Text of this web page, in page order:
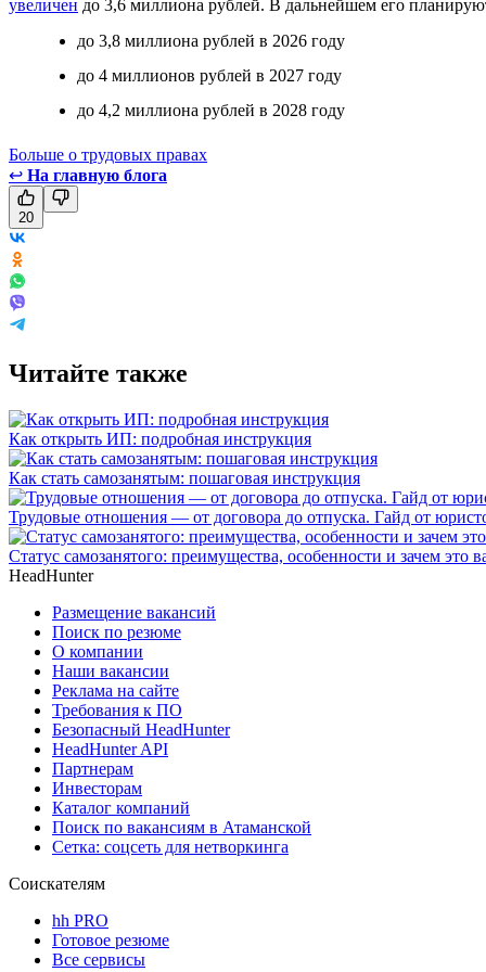
увеличен до 3,6 миллиона рублей. В дальнейшем его
до 3,8 миллиона рублей в 2026 году
до 4 миллионов рублей в 2027 году
до 4,2 миллиона рублей в 2028 году
Больше о трудовых правах
↩ На главную блога
20
Читайте также
Как открыть ИП: подробная инструкция
Как стать самозанятым: пошаговая инструкция
Трудовые отношения — от договора до отпуска. Гайд от
Статус самозанятого: преимущества, особенности и зачем это
HeadHunter
Размещение вакансий
Поиск по резюме
О компании
Наши вакансии
Реклама на сайте
Требования к ПО
Безопасный HeadHunter
HeadHunter API
Партнерам
Инвесторам
Каталог компаний
Поиск по вакансиям в Атаманской
Сетка: соцсеть для нетворкинга
Соискателям
hh PRO
Готовое резюме
Все сервисы